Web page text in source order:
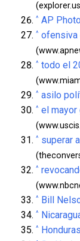
^ AP
^ ofensiva
^ todo el
^ asilo
^ el
^ superar
^
^ Bill
^
^ Honduras